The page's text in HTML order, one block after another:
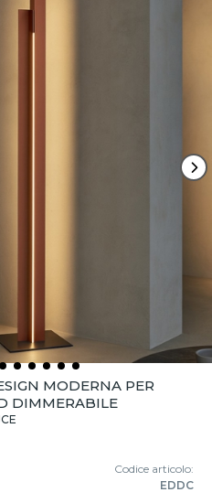
MODERNA PER
DIMMERABILE
Codice articolo:
EDDC